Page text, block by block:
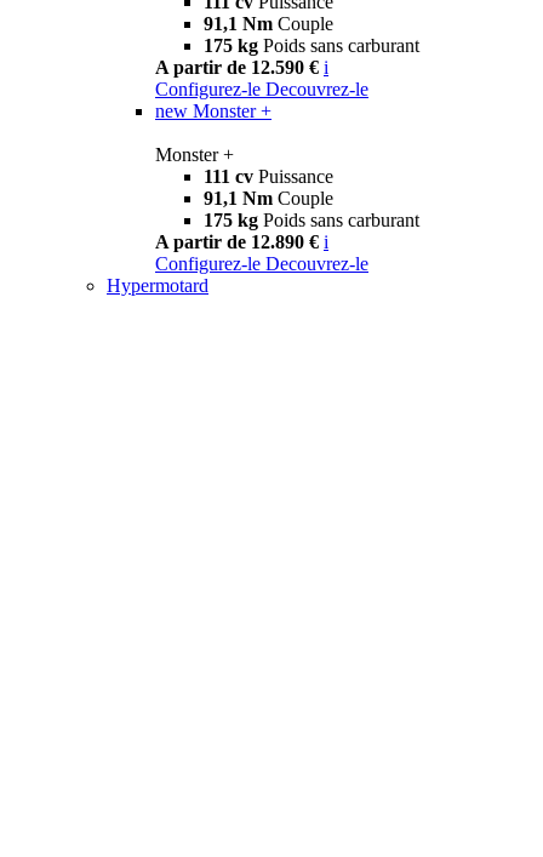
91,1 Nm Couple
175 kg Poids sans carburant
A partir de 12.590 € i
Configurez-le Decouvrez-le
new Monster +
Monster +
111 cv Puissance
91,1 Nm Couple
175 kg Poids sans carburant
A partir de 12.890 € i
Configurez-le Decouvrez-le
Hypermotard